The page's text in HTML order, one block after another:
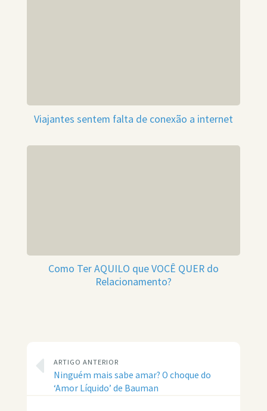
Viajantes sentem falta de conexão a internet
Como Ter AQUILO que VOCÊ QUER do
Relacionamento?
ARTIGO ANTERIOR
Ninguém mais sabe amar? O choque do
‘Amor Líquido’ de Bauman